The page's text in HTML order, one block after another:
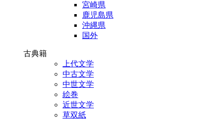
宮崎県
鹿児島県
沖縄県
国外
古典籍
上代文学
中古文学
中世文学
絵巻
近世文学
草双紙